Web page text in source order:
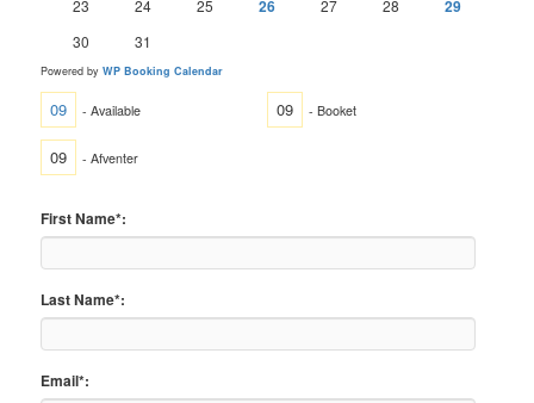
23 24 25 26 27 28 29
30 31
Powered byWP Booking Calendar
09 - Available 09 - Booket
09 - Afventer
First Name*:
Last Name*:
Email*: